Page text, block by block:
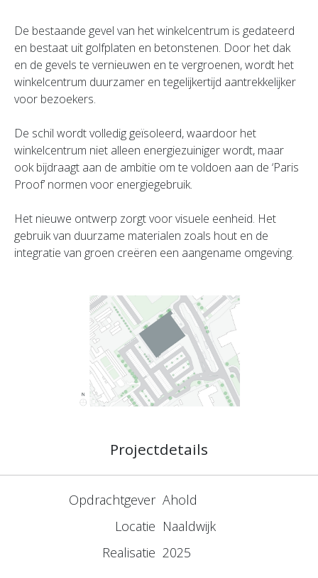
De bestaande gevel van het winkelcentrum is gedateerd
en bestaat uit golfplaten en betonstenen. Door het dak
en de gevels te vernieuwen en te vergroenen, wordt het
winkelcentrum duurzamer en tegelijkertijd aantrekkelijker
voor bezoekers.
De schil wordt volledig geïsoleerd, waardoor het
winkelcentrum niet alleen energiezuiniger wordt, maar
ook bijdraagt aan de ambitie om te voldoen aan de ‘Paris
Proof’ normen voor energiegebruik.
Het nieuwe ontwerp zorgt voor visuele eenheid. Het
gebruik van duurzame materialen zoals hout en de
integratie van groen creëren een aangename omgeving.
Projectdetails
Opdrachtgever Ahold
Locatie Naaldwijk
Realisatie 2025